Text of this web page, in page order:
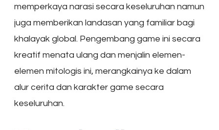
memperkaya narasi secara keseluruhan namun
juga memberikan landasan yang familiar bagi
khalayak global. Pengembang game ini secara
kreatif menata ulang dan menjalin elemen-
elemen mitologis ini, merangkainya ke dalam
alur cerita dan karakter game secara
keseluruhan.